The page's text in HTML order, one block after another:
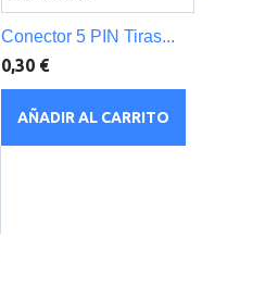
Conector 5 PIN Tiras...
0,30 €
AÑADIR AL CARRITO